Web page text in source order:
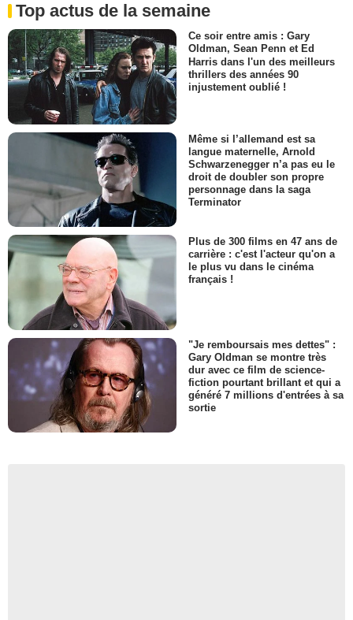
Top actus de la semaine
Ce soir entre amis : Gary
Oldman, Sean Penn et Ed
Harris dans l'un des meilleurs
thrillers des années 90
injustement oublié !
Même si l’allemand est sa
langue maternelle, Arnold
Schwarzenegger n’a pas eu le
droit de doubler son propre
personnage dans la saga
Terminator
Plus de 300 films en 47 ans de
carrière : c'est l'acteur qu'on a
le plus vu dans le cinéma
français !
"Je remboursais mes dettes" :
Gary Oldman se montre très
dur avec ce film de science-
fiction pourtant brillant et qui a
généré 7 millions d'entrées à sa
sortie